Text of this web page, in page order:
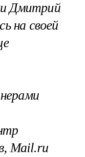
Дмитрий
на своей
Mail.ru